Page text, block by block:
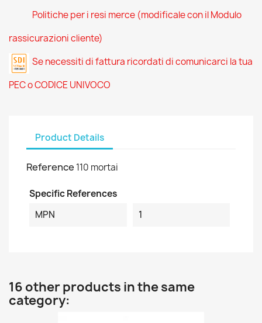
Politiche per i resi merce (modificale con il Modulo
rassicurazioni cliente)
Se necessiti di fattura ricordati di comunicarci la tua
PEC o CODICE UNIVOCO
Product Details
Reference 110 mortai
Specific References
MPN
1
16 other products in the same
category: